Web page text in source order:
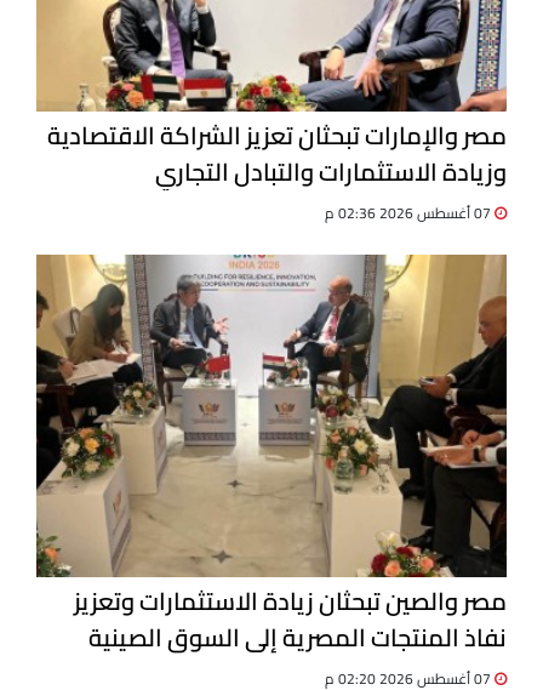
مصر والإمارات تبحثان تعزيز الشراكة الاقتصادية
وزيادة الاستثمارات والتبادل التجاري
مصر والصين تبحثان زيادة الاستثمارات وتعزيز
نفاذ المنتجات المصرية إلى السوق الصينية